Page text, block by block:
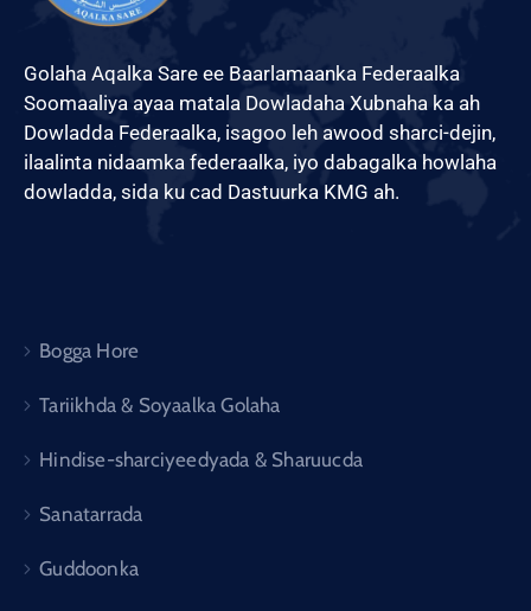
Golaha Aqalka Sare ee Baarlamaanka Federaalka
Soomaaliya ayaa matala Dowladaha Xubnaha ka ah
Dowladda Federaalka, isagoo leh awood sharci-dejin,
ilaalinta nidaamka federaalka, iyo dabagalka howlaha
dowladda, sida ku cad Dastuurka KMG ah.
Bogga Hore
Tariikhda & Soyaalka Golaha
Hindise-sharciyeedyada & Sharuucda
Sanatarrada
Guddoonka